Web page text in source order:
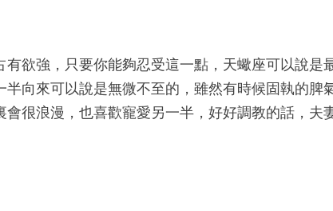
欲強，只要你能夠忍受這一點，天蠍座可以說是
向來可以說是無微不至的，雖然有時候固執的脾
很浪漫，也喜歡寵愛另一半，好好調教的話，夫